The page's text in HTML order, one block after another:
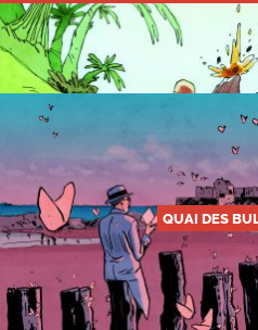
QUAI DES